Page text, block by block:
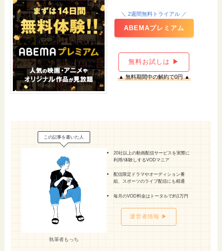
＼ 2週間無料トライアル ／
ABEMAプレミアム
無料お試しは ▶
▲ 無料期間中の解約で0円 ▲
この記事を書いた人
執筆者もっち
20社以上の動画配信サービスを実際に
利用/体験しするVODマニア
配信限定ドラマやオーディション番
組、スポーツのライブ配信にも精通
毎月のVOD料金はトータルで約1万円
運営者情報 ▶